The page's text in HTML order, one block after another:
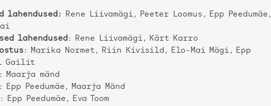
lahendused: Rene Liivamägi, Peeter Loomus, Epp Peedumäe,
lahendused : Rene Liivamägi, Kärt Karro
: Marika Normet, Riin Kivisild, Elo-Mai Mägi, Epp
Gailit
: Maarja mänd
: Epp Peedumäe, Maarja Mänd
: Epp Peedumäe, Eva Toom